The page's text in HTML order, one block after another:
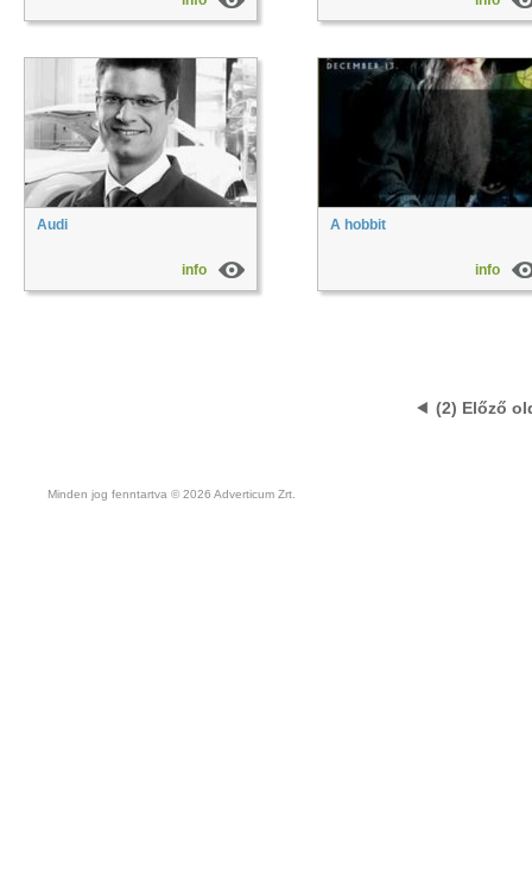
Audi
info
A hobbit
info
(2) Előző
Minden jog fenntartva © 2026 Adverticum Zrt.